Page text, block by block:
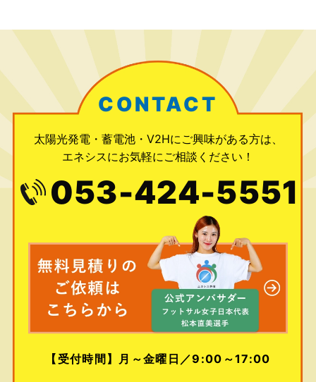
CONTACT
太陽光発電・蓄電池・V2Hにご興味がある方は、
エネシスにお気軽にご相談ください！
053-424-5551
【受付時間】月～金曜日／9:00～17:00